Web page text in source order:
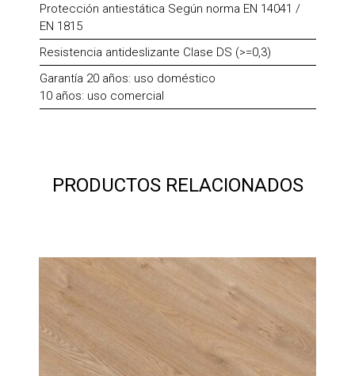
Protección antiestática Según norma EN 14041 /
EN 1815
Resistencia antideslizante Clase DS (>=0,3)
Garantía 20 años: uso doméstico
10 años: uso comercial
PRODUCTOS RELACIONADOS